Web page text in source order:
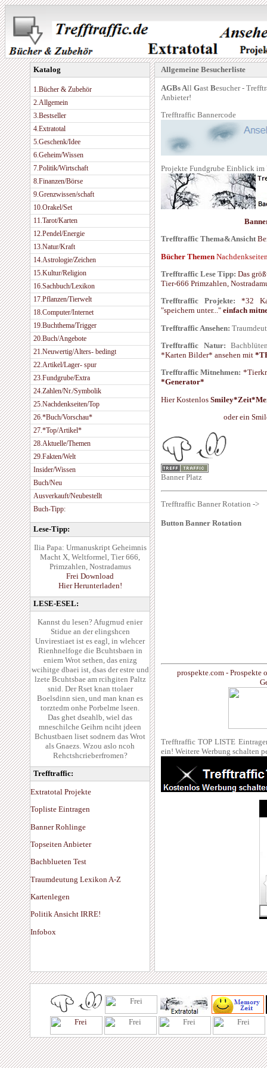
Katalog
1.Bücher & Zubehör
2.Allgemein
3.Bestseller
4.Extratotal
5.Geschenk/Idee
6.Geheim/Wissen
7.Politik/Wirtschaft
8.Finanzen/Börse
9.Grenzwissen/schaft
10.Orakel/Set
11.Tarot/Karten
12.Pendel/Energie
13.Natur/Kraft
14.Astrologie/Zeichen
15.Kultur/Religion
16.Sachbuch/Lexikon
17.Pflanzen/Tierwelt
18.Computer/Internet
19.Buchthema/Trigger
20.Buch/Angebote
21.Neuwertig/Alters- bedingt
22.Artikel/Lager- spur
23.Fundgrube/Extra
24.Zahlen/Nr./Symbolik
25.Nachdenkseiten/Top
26.*Buch/Vorschau*
27.*Top/Artikel*
28.Aktuelle/Themen
29.Fakten/Welt
Insider/Wissen
Buch/Neu
Ausverkauft/Neubestellt
Buch-Tipp:
Lese-Tipp:
Ilia Papa: Urmanuskript Geheimnis
Macht X, Weltformel, Tier 666,
Primzahlen, Nostradamus
Frei Download
Hier Herunterladen!
LESE-ESEL:
Kannst du lesen? Afugrnud enier
Stidue an der elingshcen
Unvirestiaet ist es eagl, in wlehcer
Rienhnelfoge die Bcuhtsbaen in
eniem Wrot sethen, das enizg
wcihitge dbaei ist, dsas der estre und
lzete Bcuhtsbae am rcihgiten Paltz
snid. Der Rset knan ttolaer
Boelsdinn sien, und man knan es
torztedm onhe Porbelme lseen.
Das ghet dseahlb, wiel das
mneschilche Geihrn nciht jdeen
Bchustbaen liset sodnern das Wrot
als Gnaezs. Wzou aslo ncoh
Rehctshcrieberfromen?
Trefftraffic:
Extratotal Projekte
Topliste Eintragen
Banner Rohlinge
Topseiten Anbieter
Bachblueten Test
Traumdeutung Lexikon A-Z
Kartenlegen
Politik Ansicht IRRE!
Infobox
Allgemeine Besucherliste
AGBsAll Gast Besucher -
Anbieter!
Trefftraffic Bannercode
Projekte Fundgrube Einblick
Trefftraffic Thema&Ansicht
Bücher Themen
Trefftraffic Lese Tipp: Das
Tier-666 Primzahlen,
Trefftraffic Projekte: *32
"speichern unter..." einfach
Trefftraffic Ansehen:
Trefftraffic Natur:
*Karten Bilder* ansehen mit
Trefftraffic Mitnehmen:
*Generator*
Hier Kostenlos
oder ein
Banner Platz
Trefftraffic Banner Rotation ->
Button Banner Rotation
prospekte.com - Prospekte
Trefftraffic TOP LISTE
ein! Weitere Werbung schalten